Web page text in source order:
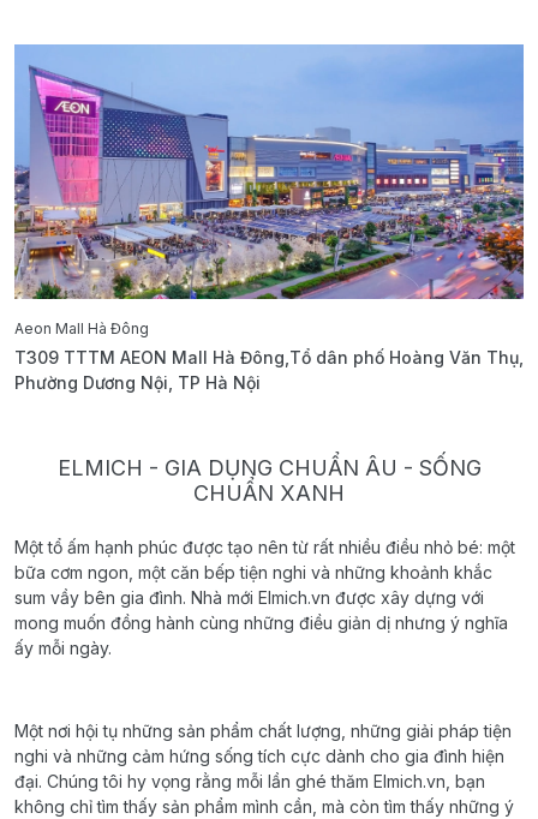
Aeon Mall Hà Đông
T309 TTTM AEON Mall Hà Đông,Tổ dân phố Hoàng Văn Thụ,
Phường Dương Nội, TP Hà Nội
ELMICH - GIA DỤNG CHUẨN ÂU - SỐNG
CHUẨN XANH
Một tổ ấm hạnh phúc được tạo nên từ rất nhiều điều nhỏ bé: một
bữa cơm ngon, một căn bếp tiện nghi và những khoảnh khắc
sum vầy bên gia đình. Nhà mới Elmich.vn được xây dựng với
mong muốn đồng hành cùng những điều giản dị nhưng ý nghĩa
ấy mỗi ngày.
Một nơi hội tụ những sản phẩm chất lượng, những giải pháp tiện
nghi và những cảm hứng sống tích cực dành cho gia đình hiện
đại. Chúng tôi hy vọng rằng mỗi lần ghé thăm Elmich.vn, bạn
không chỉ tìm thấy sản phẩm mình cần, mà còn tìm thấy những ý